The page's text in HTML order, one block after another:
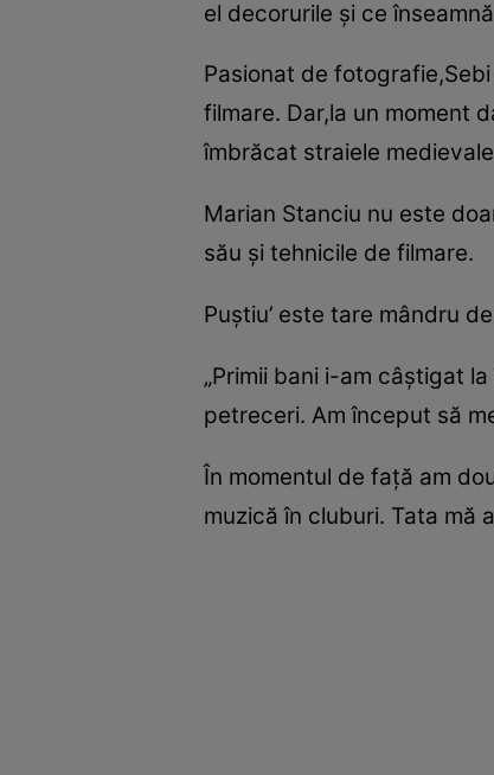
el decorurile şi ce
Pasionat de
filmare. Dar,la un moment
îmbrăcat straiele
Marian Stanciu nu este
său şi tehnicile de filmare.
Puştiu’ este tare mândru
„Primii bani i-am câştigat
petreceri. Am început să
În momentul de faţă am
muzică în cluburi. Tata mă